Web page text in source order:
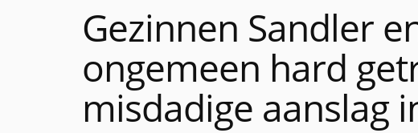
Gezinnen Sandler
ongemeen hard
misdadige aanslag